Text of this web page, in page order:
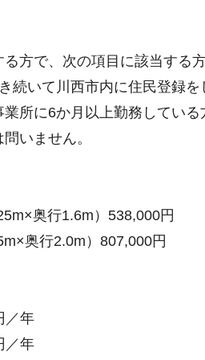
方で、次の項目に該当する
続いて川西市内に住民登録を
所に6か月以上勤務している
いません。
奥行1.6m）538,000円
奥行2.0m）807,000円
年
年